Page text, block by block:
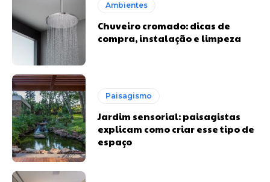
Ambientes
Chuveiro cromado: dicas de
compra, instalação e limpeza
Paisagismo
Jardim sensorial: paisagistas
explicam como criar esse tipo de
espaço